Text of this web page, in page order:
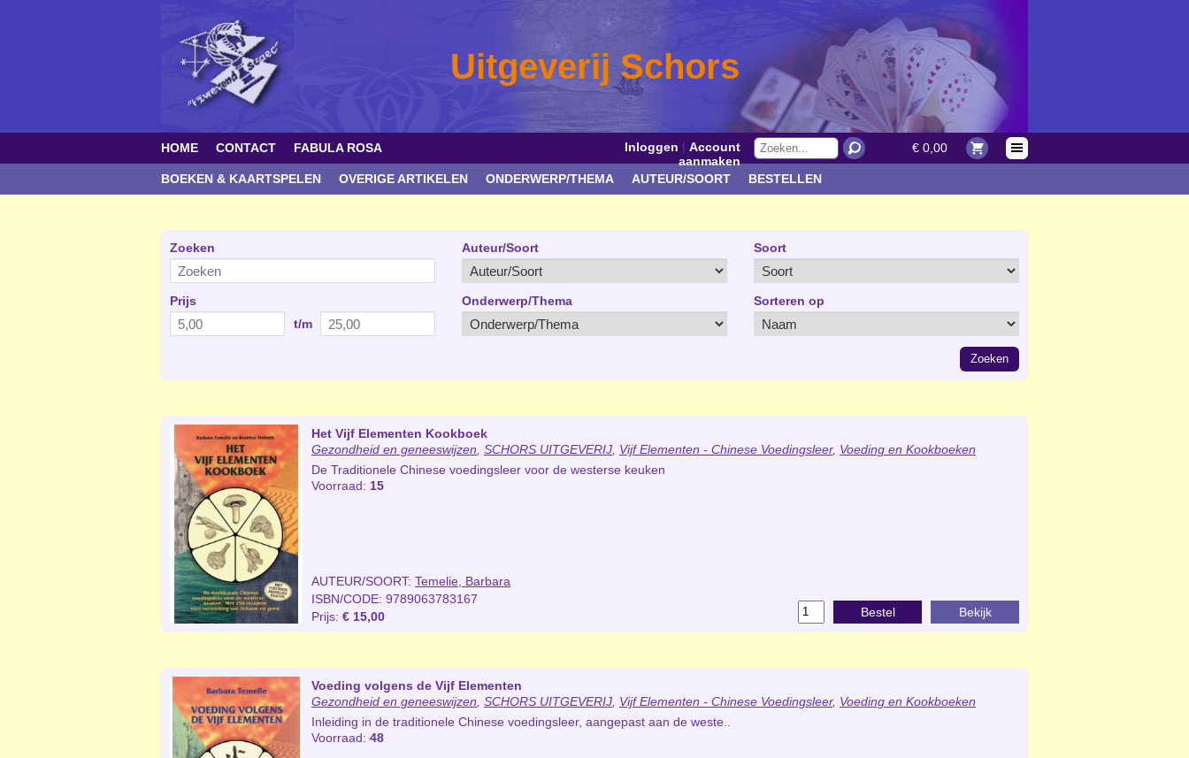
HOME CONTACT FABULA ROSA € 0,00
Inloggen | Account
aanmaken
Uitgeverij Schors
BOEKEN & KAARTSPELEN OVERIGE ARTIKELEN ONDERWERP/THEMA AUTEUR/SOORT BESTELLEN
Zoeken Auteur/Soort Soort
Prijs
t/m
Onderwerp/Thema Sorteren op
Het Vijf Elementen Kookboek
Gezondheid en geneeswijzen SCHORS UITGEVERIJ Vijf Elementen - Chinese Voedingsleer, Voeding en Kookboeken
De Traditionele Chinese voedingsleer voor de westerse keuken
Voorraad: 15
AUTEUR/SOORT: Temelie, Barbara
ISBN/CODE: 9789063783167
Prijs: € 15,00 Bestel Bekijk
Voeding volgens de Vijf Elementen
Gezondheid en geneeswijzen SCHORS UITGEVERIJ Vijf Elementen - Chinese Voedingsleer, Voeding en Kookboeken
Inleiding in de traditionele Chinese voedingsleer, aangepast aan de weste..
Voorraad: 48